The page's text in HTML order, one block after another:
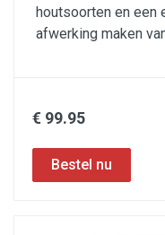
houtsoorten en een
afwerking maken
€ 99.95